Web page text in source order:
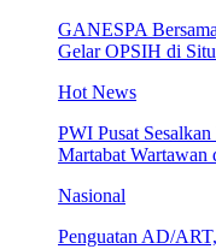
GANESPA
Gelar OPSIH di
Hot News
PWI Pusat
Martabat
Nasional
Penguatan AD/